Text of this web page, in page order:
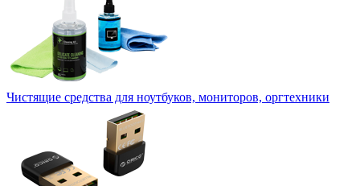
Чистящие средства для ноутбуков, мониторов, оргтехники